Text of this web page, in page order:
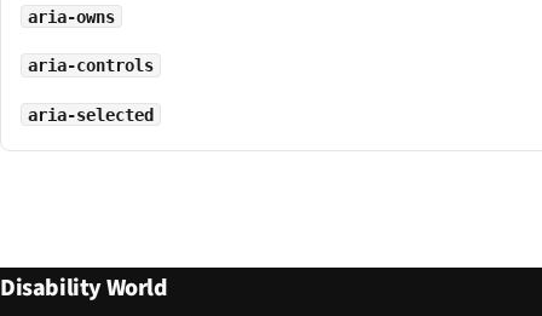
aria-owns
aria-controls
aria-selected
Disability World